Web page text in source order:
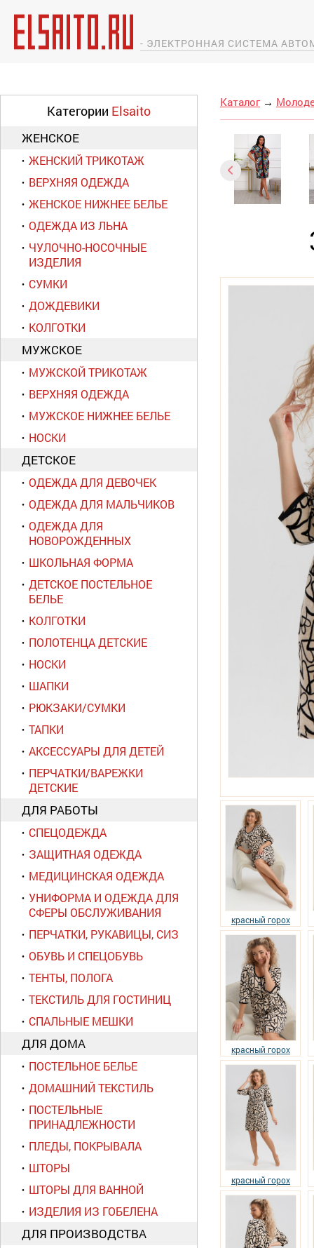
- ЭЛЕКТРОННАЯ СИСТЕМА
Категории Elsaito
ЖЕНСКОЕ
ЖЕНСКИЙ ТРИКОТАЖ
ВЕРХНЯЯ ОДЕЖДА
ЖЕНСКОЕ НИЖНЕЕ БЕЛЬЕ
ОДЕЖДА ИЗ ЛЬНА
ЧУЛОЧНО-НОСОЧНЫЕ
ИЗДЕЛИЯ
СУМКИ
ДОЖДЕВИКИ
КОЛГОТКИ
МУЖСКОЕ
МУЖСКОЙ ТРИКОТАЖ
ВЕРХНЯЯ ОДЕЖДА
МУЖСКОЕ НИЖНЕЕ БЕЛЬЕ
НОСКИ
ДЕТСКОЕ
ОДЕЖДА ДЛЯ ДЕВОЧЕК
ОДЕЖДА ДЛЯ МАЛЬЧИКОВ
ОДЕЖДА ДЛЯ
НОВОРОЖДЕННЫХ
ШКОЛЬНАЯ ФОРМА
ДЕТСКОЕ ПОСТЕЛЬНОЕ
БЕЛЬЕ
КОЛГОТКИ
ПОЛОТЕНЦА ДЕТСКИЕ
НОСКИ
ШАПКИ
РЮКЗАКИ/СУМКИ
ТАПКИ
АКСЕССУАРЫ ДЛЯ ДЕТЕЙ
ПЕРЧАТКИ/ВАРЕЖКИ
ДЕТСКИЕ
ДЛЯ РАБОТЫ
СПЕЦОДЕЖДА
ЗАЩИТНАЯ ОДЕЖДА
МЕДИЦИНСКАЯ ОДЕЖДА
УНИФОРМА И ОДЕЖДА ДЛЯ
СФЕРЫ ОБСЛУЖИВАНИЯ
ПЕРЧАТКИ, РУКАВИЦЫ, СИЗ
ОБУВЬ И СПЕЦОБУВЬ
ТЕНТЫ, ПОЛОГА
ТЕКСТИЛЬ ДЛЯ ГОСТИНИЦ
СПАЛЬНЫЕ МЕШКИ
ДЛЯ ДОМА
ПОСТЕЛЬНОЕ БЕЛЬЕ
ДОМАШНИЙ ТЕКСТИЛЬ
ПОСТЕЛЬНЫЕ
ПРИНАДЛЕЖНОСТИ
ПЛЕДЫ, ПОКРЫВАЛА
ШТОРЫ
ШТОРЫ ДЛЯ ВАННОЙ
ИЗДЕЛИЯ ИЗ ГОБЕЛЕНА
ДЛЯ ПРОИЗВОДСТВА
Каталог →
красный горох
красный горох
красный горох